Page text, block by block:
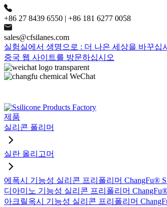
+86 27 8439 6550 | +86 181 6277 0058
sales@cfsilanes.com
실험실에서 생명으로 : 더 나은 세상을 바꾸십
중국 웹 사이트를 방문하십시오
제품
실리콘 폴리머
실란 올리고머
에폭시 기능성 실리콘 프리폴리머 ChangFu®
디아미노 기능성 실리콘 프리폴리머
아크릴옥시 기능성 실리콘 프리폴리머